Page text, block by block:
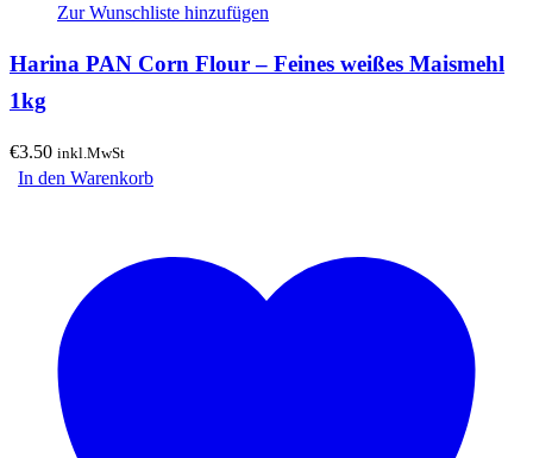
Zur Wunschliste hinzufügen
Harina PAN Corn Flour – Feines weißes Maismehl
1kg
€3.50 inkl.MwSt
In den Warenkorb